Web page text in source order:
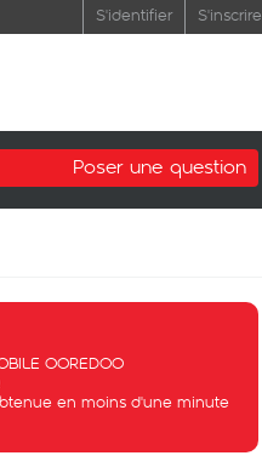
S'identifier S'inscrire
Poser une question
OOREDOO
en moins d'une minute